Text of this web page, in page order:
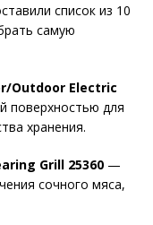
список из 10
самую
Outdoor Electric
поверхностью для
хранения.
Grill 25360 —
сочного мяса,